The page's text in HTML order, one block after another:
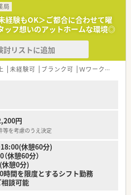
局
経験もOK＞ご都合に合わせて曜
ッフ想いのアットホームな環境◎
討リストに追加
未経験可 ブランク可 Ｗワーク可
円
等を考慮のうえ決定
休憩60分)
休憩60分）
憩0分)
時間を限度とするシフト勤務
談可能